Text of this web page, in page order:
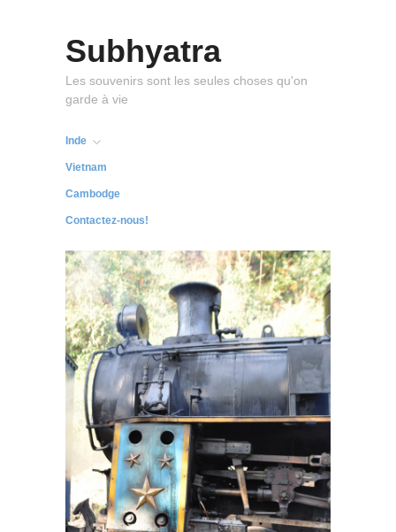
Subhyatra
Les souvenirs sont les seules choses qu'on
garde à vie
Inde
Vietnam
Cambodge
Contactez-nous!